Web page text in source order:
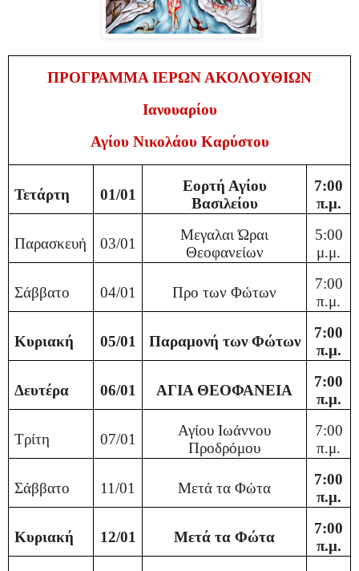
ΠΡΟΓΡΑΜΜΑ ΙΕΡΩΝ ΑΚΟΛΟΥΘΙΩΝ
Ιανουαρίου
Αγίου Νικολάου Καρύστου
Τετάρτη 01/01
Εορτή Αγίου
Βασιλείου
7:00
π.μ.
Παρασκευή 03/01
Μεγαλαι Ώραι
Θεοφανείων
5:00
μ.μ.
Σάββατο 04/01 Προ των Φώτων
7:00
π.μ.
Κυριακή 05/01 Παραμονή των Φώτων
7:00
π.μ.
Δευτέρα 06/01 ΑΓΙΑ ΘΕΟΦΑΝΕΙΑ
7:00
π.μ.
Τρίτη 07/01
Αγίου Ιωάννου
Προδρόμου
7:00
π.μ.
Σάββατο 11/01 Μετά τα Φώτα
7:00
π.μ.
Κυριακή 12/01 Μετά τα Φώτα
7:00
π.μ.